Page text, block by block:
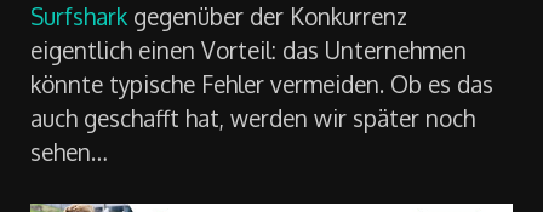
Surfshark gegenüber der Konkurrenz
eigentlich einen Vorteil: das Unternehmen
könnte typische Fehler vermeiden. Ob es das
auch geschafft hat, werden wir später noch
sehen…